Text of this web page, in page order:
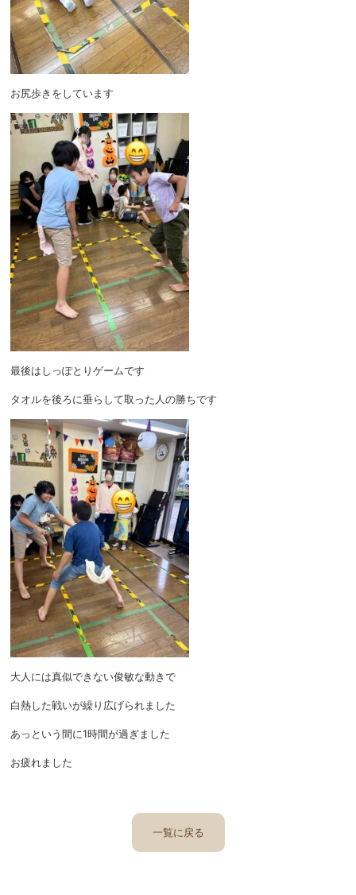
お尻歩きをしています
最後はしっぽとりゲームです
タオルを後ろに垂らして取った人の勝ちです
大人には真似できない俊敏な動きで
白熱した戦いが繰り広げられました
あっという間に1時間が過ぎました
お疲れました
一覧に戻る